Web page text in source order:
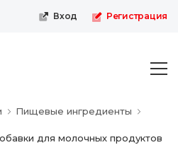
Вход Регистрация
Пищевые ингредиенты
для молочных продуктов